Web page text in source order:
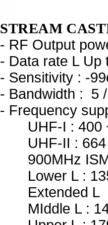
STREAM
- RF Output
- Data rate L Up
- Sensitivity : -
- Bandwidth : 5
- Frequency
UHF-I : 400
UHF-II : 664
900MHz ISM
Lower L :
Extended L :
MIddle L :